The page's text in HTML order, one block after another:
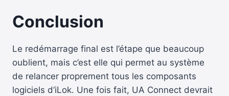
Conclusion
Le redémarrage final est l’étape que beaucoup
oublient, mais c’est elle qui permet au système
de relancer proprement tous les composants
logiciels d’iLok. Une fois fait, UA Connect devrait